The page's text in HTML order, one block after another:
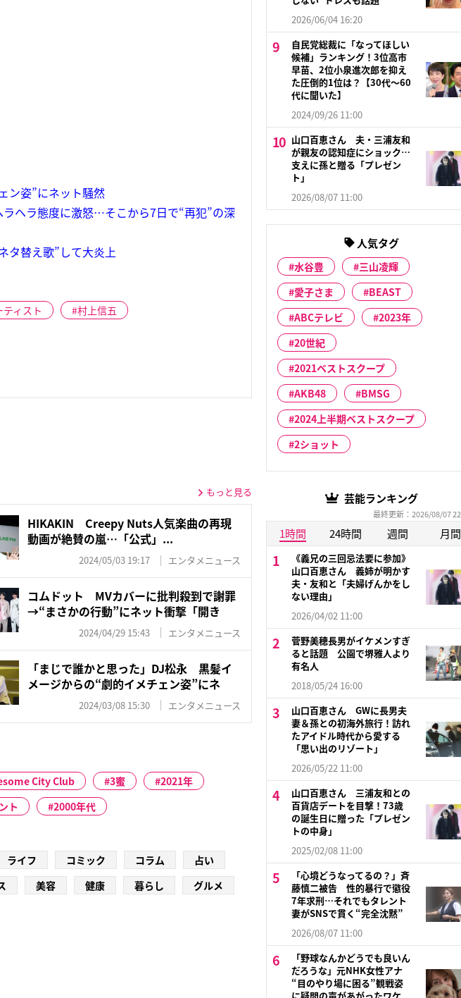
ン姿”にネット騒然
ヘラ態度に激怒…そこから7日で“再犯”の深
タ替え歌”して大炎上
ティスト
村上信五
もっと見る
HIKAKIN Creepy Nuts人気楽曲の再現
動画が絶賛の嵐…「公式」...
2024/05/03 19:17 エンタメニュース
コムドット MVカバーに批判殺到で謝罪
→“まさかの行動”にネット衝撃「開き
2024/04/29 15:43 エンタメニュース
「まじで誰かと思った」DJ松永 黒髪イ
メージからの“劇的イメチェン姿”にネ
2024/03/08 15:30 エンタメニュース
City Club 3蜜
2021年
ト 2000年代
ライフ コミック コラム
占い
美容 健康 暮らし グルメ
2026/06/04 16:20
自民党総裁に「なってほしい
候補」ランキング！3位高市
早苗、2位小泉進次郎を抑え
た圧倒的1位は？【30代〜60
代に聞いた】
2024/09/26 11:00
山口百恵さん 夫・三浦友和
が親友の認知症にショック…
支えに孫と贈る「プレゼン
ト」
2026/08/07 11:00
人気タグ
水谷豊
三山凌輝
愛子さま
BEAST
ABCテレビ
2023年
20世紀
2021ベストスクープ
AKB48
BMSG
2024上半期ベストスクープ
2ショット
芸能ランキング
最終更新：2026/08/07
1時間 24時間 週間 月間
《義兄の三回忌法要に参加》
山口百恵さん 義姉が明かす
夫・友和と「夫婦げんかをし
ない理由」
2026/04/02 11:00
菅野美穂長男がイケメンすぎ
ると話題 公園で堺雅人より
有名人
2018/05/24 16:00
山口百恵さん GWに長男夫
妻＆孫との初海外旅行！訪れ
たアイドル時代から愛する
「思い出のリゾート」
2026/05/22 11:00
山口百恵さん 三浦友和との
百貨店デートを目撃！73歳
の誕生日に贈った「プレゼン
トの中身」
2025/02/08 11:00
「心境どうなってるの？」斉
藤慎二被告 性的暴行で懲役
7年求刑…それでもタレント
妻がSNSで貫く“完全沈黙”
2026/08/07 11:00
「野球なんかどうでも良いん
だろうな」元NHK女性アナ
“目のやり場に困る”観戦姿